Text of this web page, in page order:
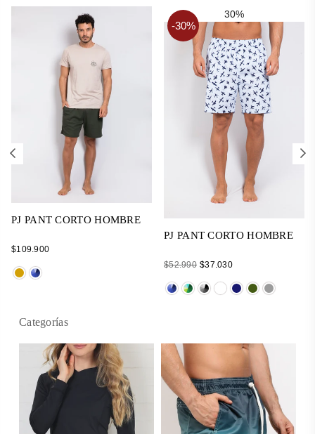
PJ PANT CORTO HOMBRE
Regular
$109.900
30%
-30%
PJ PANT CORTO HOMBRE
Regular
$52.990 $37.030
Categorías